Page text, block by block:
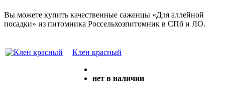
Вы можете купить качественные саженцы «Для аллейной
посадки» из питомника Россельхозпитомник в СПб и ЛО.
Клен красный
нет в наличии